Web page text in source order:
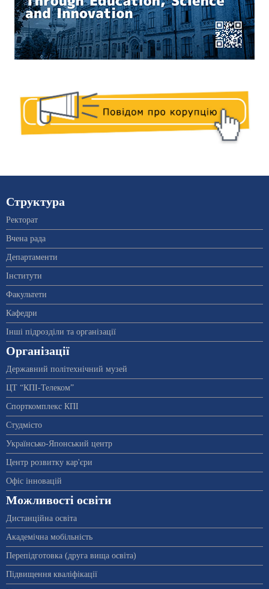
Структура
Ректорат
Вчена рада
Департаменти
Інститути
Факультети
Кафедри
Інші підрозділи та організації
Організації
Державний політехнічний музей
ЦТ “КПІ-Телеком”
Спорткомплекс КПІ
Студмісто
Українсько-Японський центр
Центр розвитку кар'єри
Офіс інновацій
Можливості освіти
Дистанційна освіта
Академічна мобільність
Перепідготовка (друга вища освіта)
Підвищення кваліфікації